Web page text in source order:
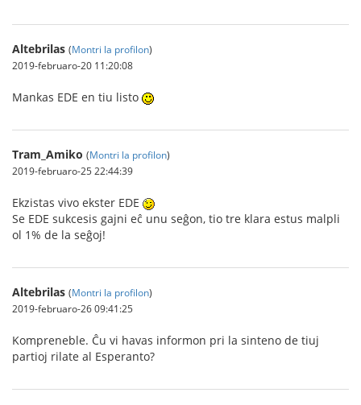
Altebrilas (Montri la profilon)
2019-februaro-20 11:20:08
Mankas EDE en tiu listo
Tram_Amiko (Montri la profilon)
2019-februaro-25 22:44:39
Ekzistas vivo ekster EDE
Se EDE sukcesis gajni eĉ unu seĝon, tio tre klara estus malpli
ol 1% de la seĝoj!
Altebrilas (Montri la profilon)
2019-februaro-26 09:41:25
Kompreneble. Ĉu vi havas informon pri la sinteno de tiuj
partioj rilate al Esperanto?